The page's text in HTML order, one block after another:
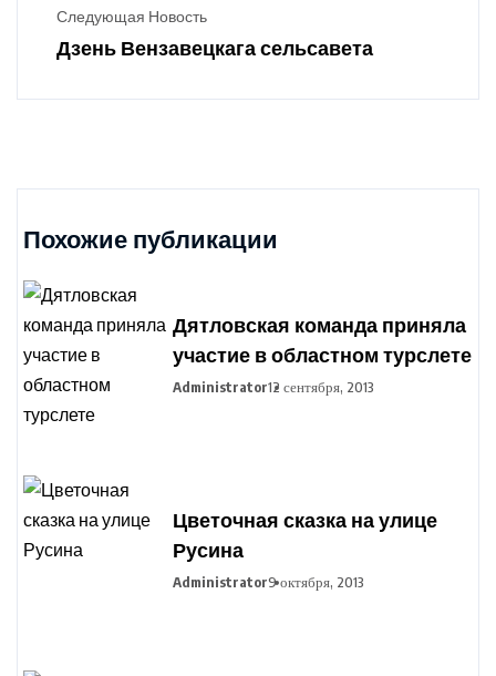
Следующая Новость
Дзень Вензавецкага сельсавета
Похожие публикации
Дятловская команда приняла
участие в областном турслете
Administrator12 сентября, 2013
Цветочная сказка на улице
Русина
Administrator9 октября, 2013